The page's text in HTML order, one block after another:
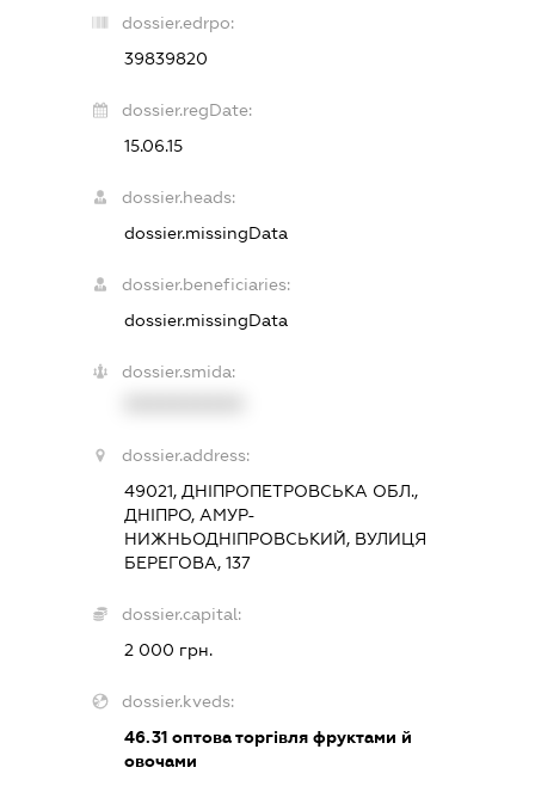
dossier.edrpo:
39839820
dossier.regDate:
15.06.15
dossier.heads:
dossier.missingData
dossier.beneficiaries:
dossier.missingData
dossier.smida:
dossier.address:
49021, ДНІПРОПЕТРОВСЬКА ОБЛ.,
ДНІПРО, АМУР-
НИЖНЬОДНІПРОВСЬКИЙ, ВУЛИЦЯ
БЕРЕГОВА, 137
dossier.capital:
2 000 грн.
dossier.kveds:
46.31 оптова торгівля фруктами й
овочами